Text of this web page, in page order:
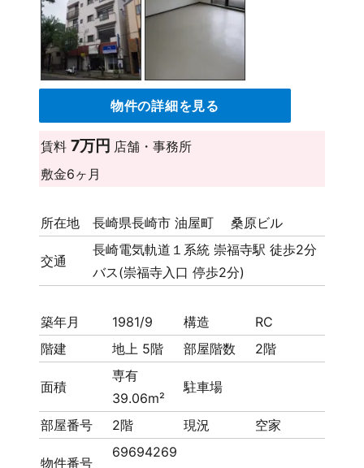
物件の詳細を見る
賃料 7万円 店舗・事務所
敷金6ヶ月
所在地 長崎県長崎市 油屋町 桑原ビル
交通
長崎電気軌道１系統 崇福寺駅 徒歩2分
バス(崇福寺入口 停歩2分)
築年月 1981/9 構造
RC
階建
地上 5階 部屋階数 2階
面積
専有
39.06m²
駐車場
部屋番号 2階 現況 空家
物件番号
69694269